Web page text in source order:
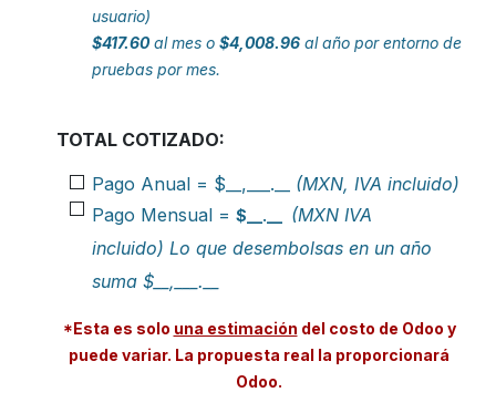
usuario)
$417.60 al mes o $4,008.96 al año por entorno de
pruebas por mes.
TOTAL COTIZADO:
Pago Anual = $__,___.__
(MXN, IVA incluido)
Pago Mensual = $__.__
(MXN IVA
incluido) Lo que desembolsas en un año
suma $__,___.__
*Esta es solo una estimación del costo de Odoo y
puede variar. La propuesta real la proporcionará
Odoo.